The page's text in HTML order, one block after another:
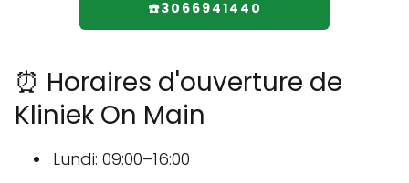
☎️3066941440
⏰ Horaires d'ouverture de
Kliniek On Main
Lundi: 09:00–16:00